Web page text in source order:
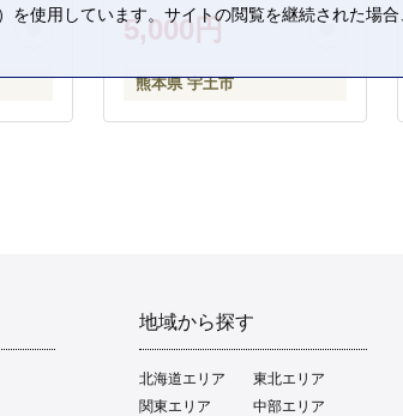
5,000円
熊本県 宇土市
地域から探す
北海道エリア
東北エリア
関東エリア
中部エリア
使用しています。サイトの閲覧を継続された場